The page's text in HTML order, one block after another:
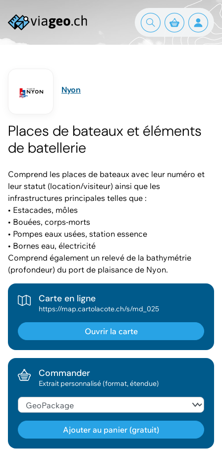
Nyon
Places de bateaux et éléments
de batellerie
Comprend les places de bateaux avec leur numéro et
leur statut (location/visiteur) ainsi que les
infrastructures principales telles que :
• Estacades, môles
• Bouées, corps-morts
• Pompes eaux usées, station essence
• Bornes eau, électricité
Comprend également un relevé de la bathymétrie
(profondeur) du port de plaisance de Nyon.
Carte en ligne
https://map.cartolacote.ch/s/md_025
Ouvrir la carte
Commander
Extrait personnalisé (format, étendue)
Ajouter au panier (gratuit)